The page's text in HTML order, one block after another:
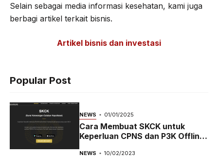
Selain sebagai media informasi kesehatan, kami juga
berbagi artikel terkait bisnis.
Artikel bisnis dan investasi
Popular Post
NEWS 01/01/2025
Cara Membuat SKCK untuk
Keperluan CPNS dan P3K Offline
NEWS 10/02/2023